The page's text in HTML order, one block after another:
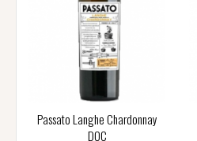
Passato Langhe Chardonnay
DOC